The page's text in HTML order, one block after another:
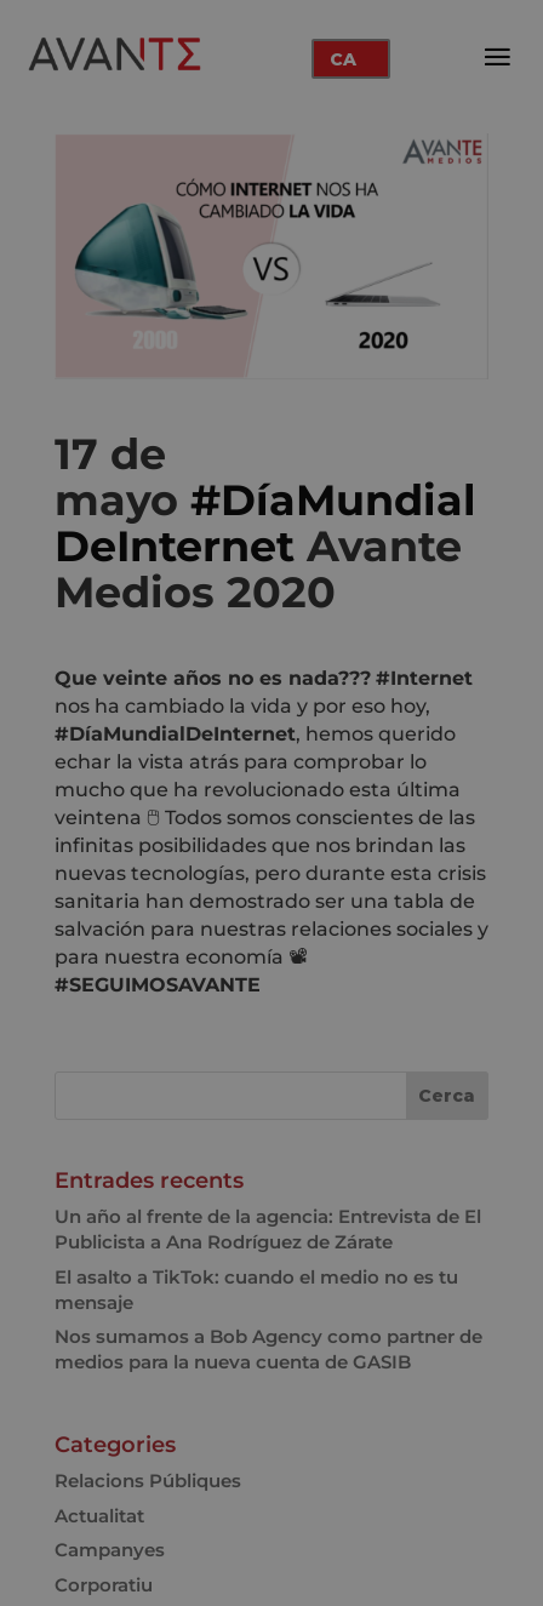
CA
17 de
mayo #DíaMundial
DeInternetAvante
Medios 2020
Que veinte años no es nada??? #Internet
nos ha cambiado la vida y por eso hoy,
#DíaMundialDeInternet, hemos querido
echar la vista atrás para comprobar lo
mucho que ha revolucionado esta última
veintena 🖱 Todos somos conscientes de las
infinitas posibilidades que nos brindan las
nuevas tecnologías, pero durante esta crisis
sanitaria han demostrado ser una tabla de
salvación para nuestras relaciones sociales y
para nuestra economía 📽
#SEGUIMOSAVANTE
Entrades recents
Un año al frente de la agencia: Entrevista de El
Publicista a Ana Rodríguez de Zárate
El asalto a TikTok: cuando el medio no es tu
mensaje
Nos sumamos a Bob Agency como partner de
medios para la nueva cuenta de GASIB
Categories
Relacions Públiques
Actualitat
Campanyes
Corporatiu